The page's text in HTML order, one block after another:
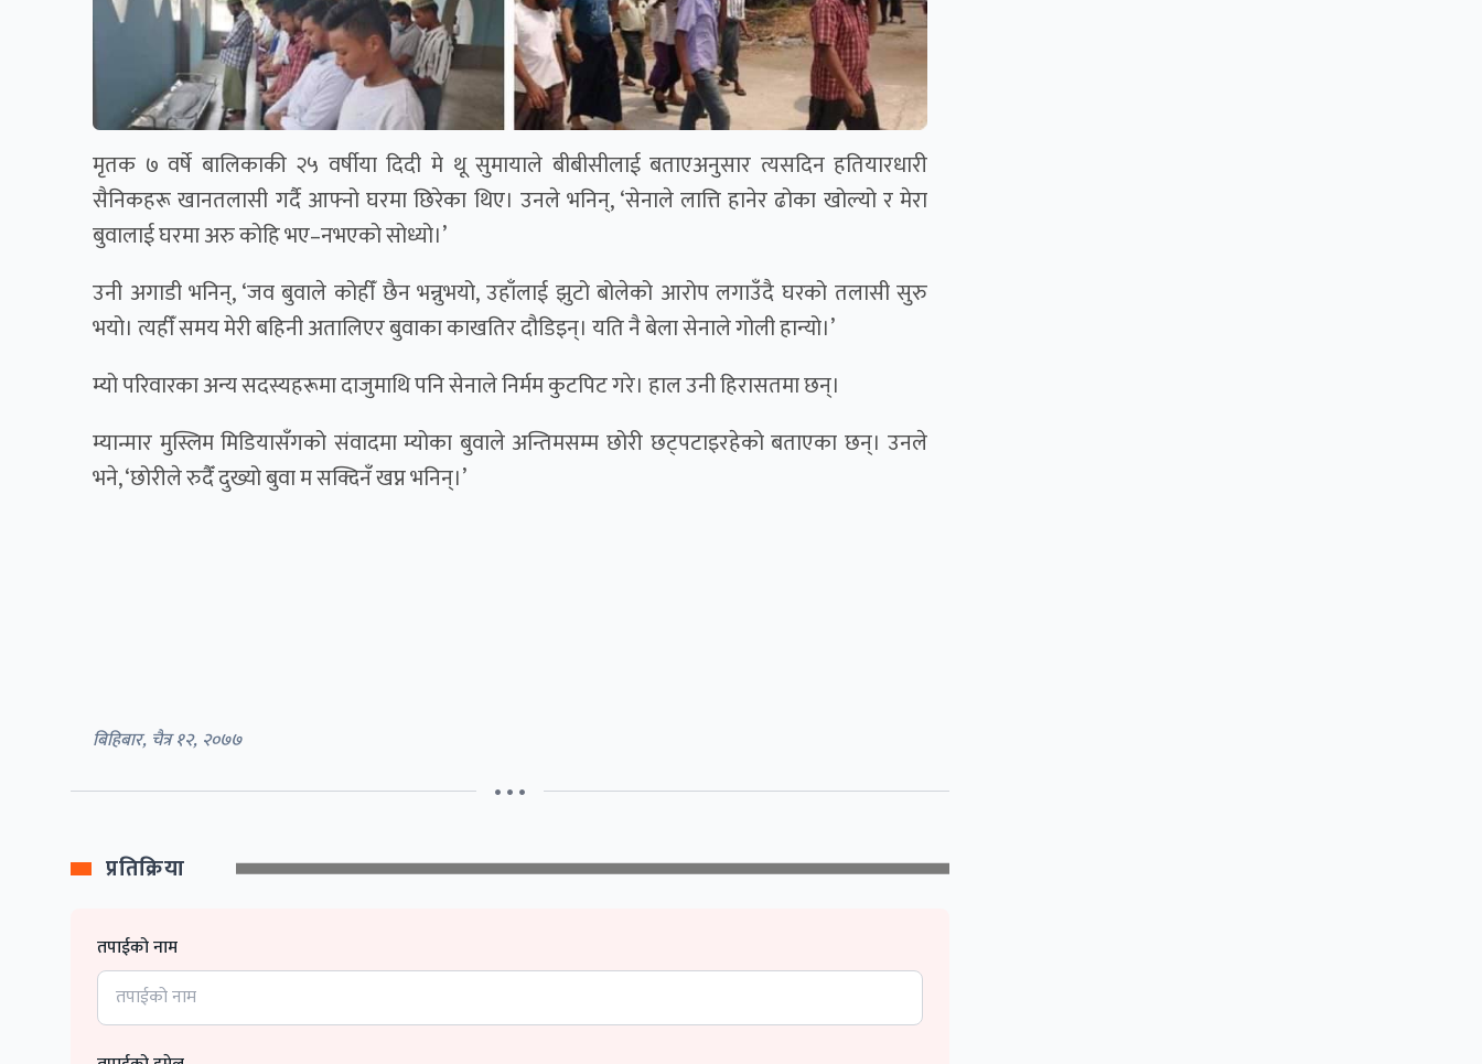
मृतक ७ वर्षे बालिकाकी २५ वर्षीया दिदी मे थू सुमायाले बीबीसीलाई बताएअनुसार त्यसदिन हतियारधारी
सैनिकहरू खानतलासी गर्दै आफ्नो घरमा छिरेका थिए। उनले भनिन्, ‘सेनाले लात्ति हानेर ढोका खोल्यो र मेरा
बुवालाई घरमा अरु कोहि भए–नभएको सोध्यो।’
उनी अगाडी भनिन्, ‘जव बुवाले कोहीँ छैन भन्नुभयो, उहाँलाई झुटो बोलेको आरोप लगाउँदै घरको तलासी सुरु
भयो। त्यहीँ समय मेरी बहिनी अतालिएर बुवाका काखतिर दौडिइन्। यति नै बेला सेनाले गोली हान्यो।’
म्यो परिवारका अन्य सदस्यहरूमा दाजुमाथि पनि सेनाले निर्मम कुटपिट गरे। हाल उनी हिरासतमा छन्।
म्यान्मार मुस्लिम मिडियासँगको संवादमा म्योका बुवाले अन्तिमसम्म छोरी छट्पटाइरहेको बताएका छन्। उनले
भने, ‘छोरीले रुदैँ दुख्यो बुवा म सक्दिनँ खप्न भनिन्।’
बिहिबार, चैत्र १२, २०७७
• • •
प्रतिक्रिया
तपाईको नाम